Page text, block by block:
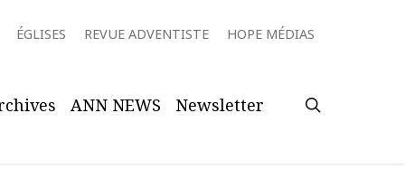
ÉGLISES REVUE ADVENTISTE HOPE MÉDIAS
ANN NEWS Newsletter